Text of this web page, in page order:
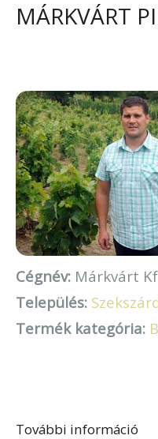
MÁRKVÁRT
Cégnév: Márkvárt
Település:
Termék kategória:
További információ